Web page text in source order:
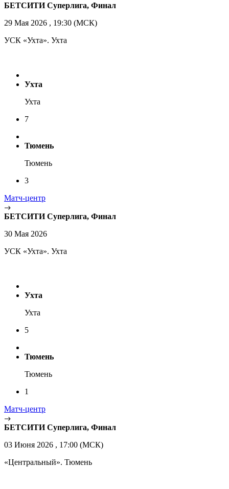
БЕТСИТИ Суперлига, Финал
29 Мая 2026 , 19:30 (МСК)
УСК «Ухта». Ухта
Ухта
Ухта
7
Тюмень
Тюмень
3
Матч-центр
БЕТСИТИ Суперлига, Финал
30 Мая 2026
УСК «Ухта». Ухта
Ухта
Ухта
5
Тюмень
Тюмень
1
Матч-центр
БЕТСИТИ Суперлига, Финал
03 Июня 2026 , 17:00 (МСК)
«Центральный». Тюмень